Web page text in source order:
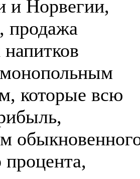
Норвегии,
продажа
которые всю
процента,